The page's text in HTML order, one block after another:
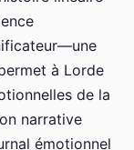
à Lorde
de la
narrative
émotionnel